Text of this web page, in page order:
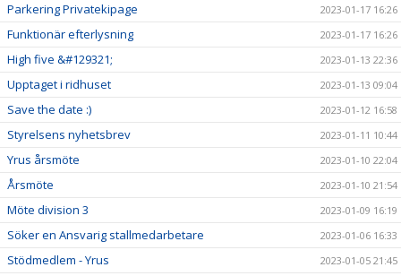
Parkering Privatekipage 2023-01-17 16:26
Funktionär efterlysning 2023-01-17 16:26
High five &#129321; 2023-01-13 22:36
Upptaget i ridhuset 2023-01-13 09:04
Save the date :) 2023-01-12 16:58
Styrelsens nyhetsbrev 2023-01-11 10:44
Yrus årsmöte 2023-01-10 22:04
Årsmöte 2023-01-10 21:54
Möte division 3 2023-01-09 16:19
Söker en Ansvarig stallmedarbetare 2023-01-06 16:33
Stödmedlem - Yrus 2023-01-05 21:45